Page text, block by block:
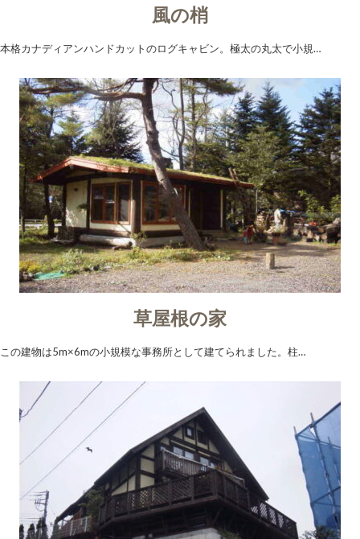
風の梢
本格カナディアンハンドカットのログキャビン。極太の丸太で小規…
草屋根の家
この建物は5m×6mの小規模な事務所として建てられました。柱…